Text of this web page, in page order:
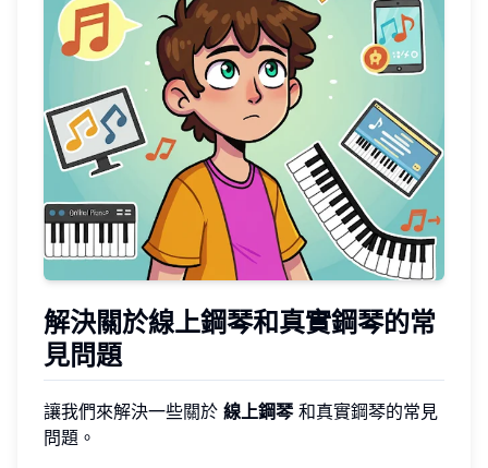
解決關於線上鋼琴和真實鋼琴的常
見問題
讓我們來解決一些關於 線上鋼琴和真實鋼琴的常見
問題。